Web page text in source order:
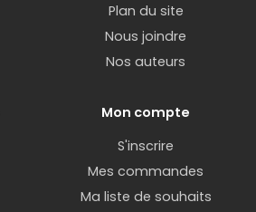
Plan du site
Nous joindre
Nos auteurs
Mon compte
S'inscrire
Mes commandes
Ma liste de souhaits